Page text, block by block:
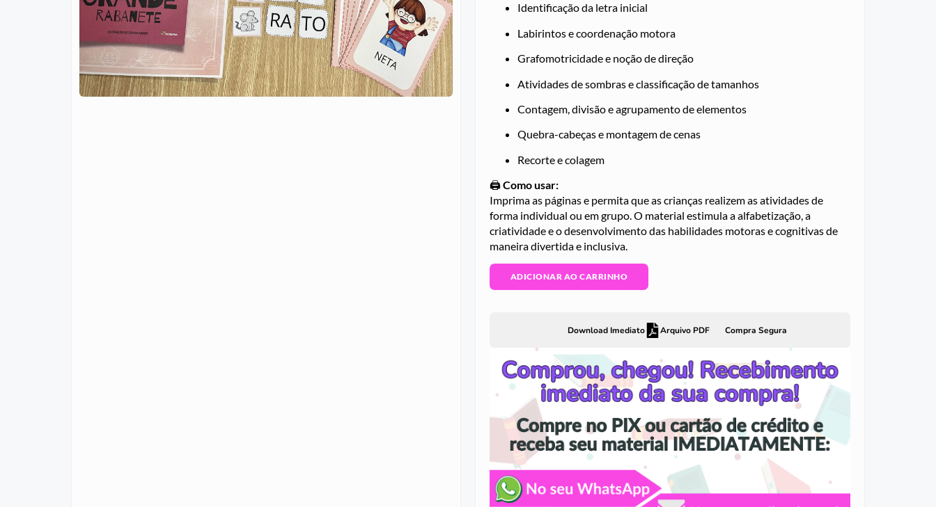
Identificação da letra inicial
Labirintos e coordenação motora
Grafomotricidade e noção de direção
Atividades de sombras e classificação de tamanhos
Contagem, divisão e agrupamento de elementos
Quebra-cabeças e montagem de cenas
Recorte e colagem
🖨️Como usar:
Imprima as páginas e permita que as crianças realizem as atividades de
forma individual ou em grupo. O material estimula a alfabetização, a
criatividade e o desenvolvimento das habilidades motoras e cognitivas de
maneira divertida e inclusiva.
ADICIONAR AO CARRINHO
Download Imediato Arquivo PDF Compra Segura